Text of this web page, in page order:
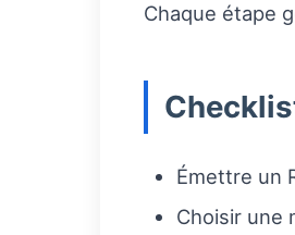
Chaque étape
Émettre un
Choisir une